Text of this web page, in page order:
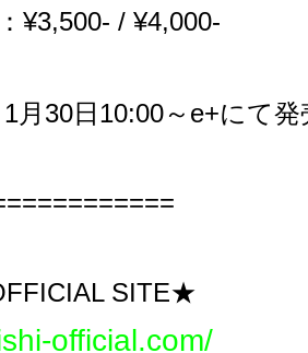
¥3,500- / ¥4,000-
1月 30日 10:00～ e+にて発
SITE★
official.com/